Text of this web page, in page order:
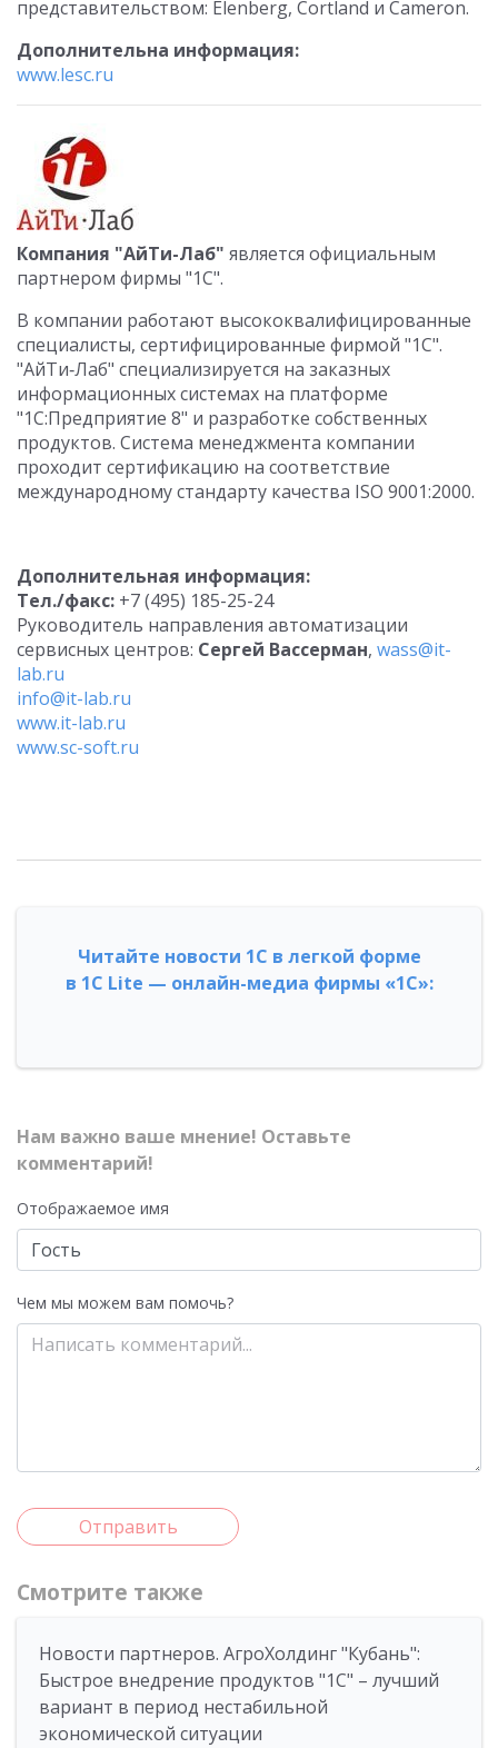
представительством: Elenberg, Cortland и Cameron.
Дополнительна информация:
www.lesc.ru
Компания "АйТи-Лаб" является официальным
партнером фирмы "1С".
В компании работают высококвалифицированные
специалисты, сертифицированные фирмой "1С".
"АйТи‑Лаб" специализируется на заказных
информационных системах на платформе
"1С:Предприятие 8" и разработке собственных
продуктов. Система менеджмента компании
проходит сертификацию на соответствие
международному стандарту качества ISO 9001:2000.
Дополнительная информация:
Тел./факс: +7 (495) 185-25-24
Руководитель направления автоматизации
сервисных центров: Сергей Вассерман, wass@it-
lab.ru
info@it-lab.ru
www.it-lab.ru
www.sc-soft.ru
Читайте новости 1С в легкой форме
в 1С Lite — онлайн-медиа фирмы «1С»:
Нам важно ваше мнение! Оставьте
комментарий!
Отображаемое имя
Чем мы можем вам помочь?
Отправить
Смотрите также
Новости партнеров. АгроХолдинг "Кубань":
Быстрое внедрение продуктов "1С" – лучший
вариант в период нестабильной
экономической ситуации